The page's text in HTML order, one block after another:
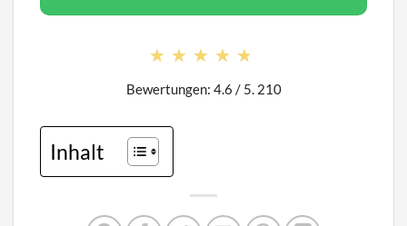
★★★★★
★★★★★
Bewertungen: 4.6 / 5. 210
Inhalt